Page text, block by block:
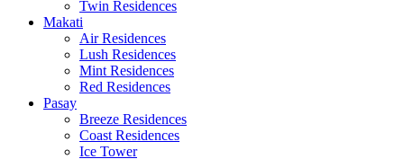
Twin Residences
Makati
Air Residences
Lush Residences
Mint Residences
Red Residences
Pasay
Breeze Residences
Coast Residences
Ice Tower